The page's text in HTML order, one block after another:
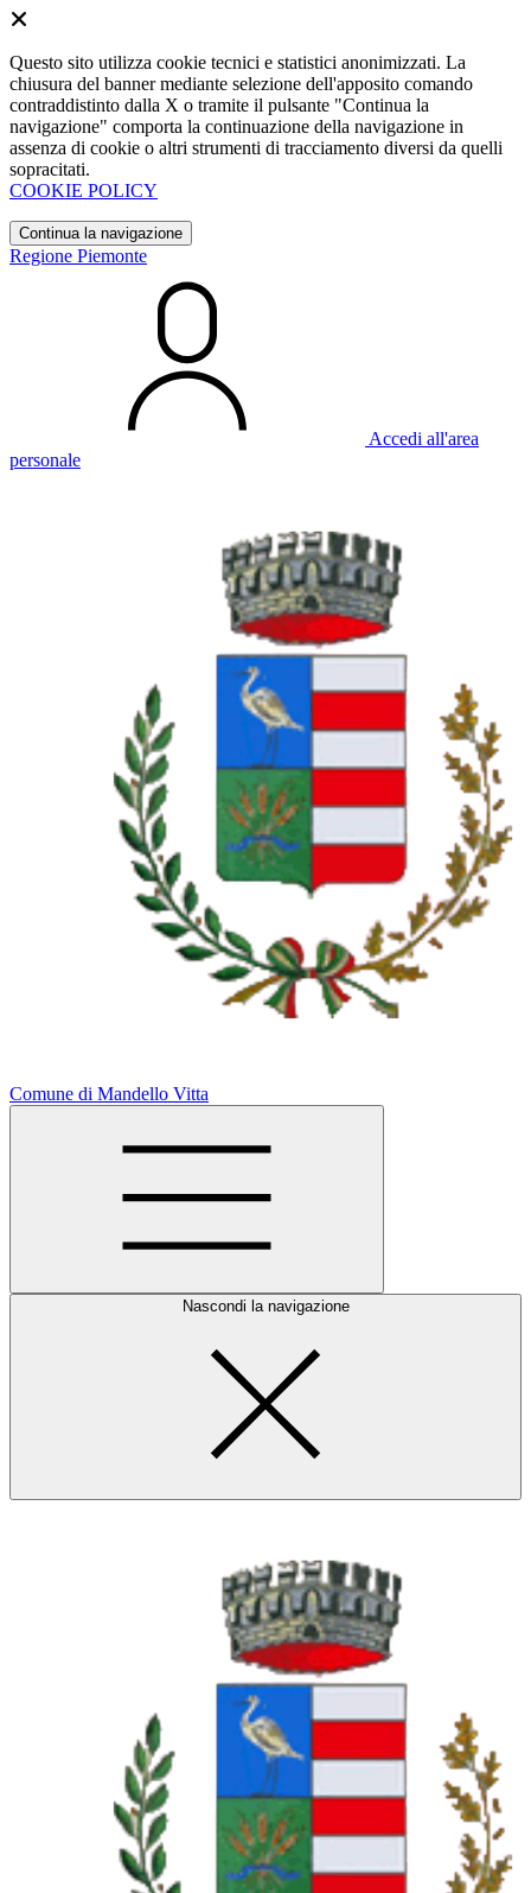
Questo sito utilizza cookie tecnici e statistici anonimizzati. La
chiusura del banner mediante selezione dell'apposito comando
contraddistinto dalla X o tramite il pulsante "Continua la
navigazione" comporta la continuazione della navigazione in
assenza di cookie o altri strumenti di tracciamento diversi da quelli
sopracitati.
COOKIE POLICY
Continua la navigazione
Regione Piemonte
Accedi all'area
personale
Comune di Mandello Vitta
Nascondi la navigazione